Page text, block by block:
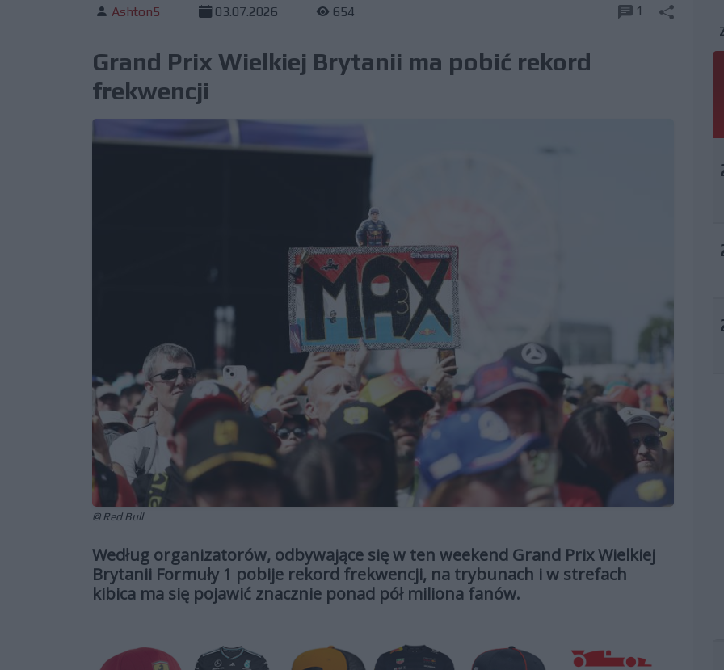
Ashton5 03.07.2026 654 1
Grand Prix Wielkiej Brytanii ma pobić rekord
frekwencji
© Red Bull
Według organizatorów, odbywające się w ten weekend Grand Prix Wielkiej
Brytanii Formuły 1 pobije rekord frekwencji, na trybunach i w strefach
kibica ma się pojawić znacznie ponad pół miliona fanów.